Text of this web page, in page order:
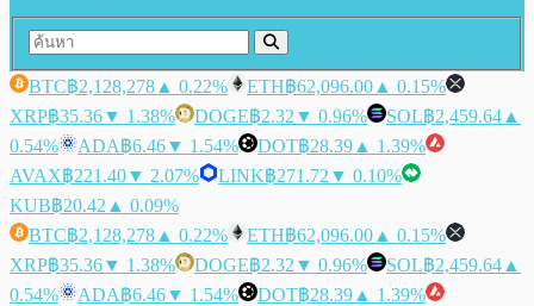
BTC฿2,128,278 ▲ 0.22% ETH฿62,096.00 ▲ 0.15%
XRP฿35.36▼ 1.38% DOGE฿2.32 ▼ 0.96% SOL฿2,459.64 ▲
0.54%
ADA฿6.46▼ 1.54% DOT฿28.39 ▲ 1.39%
AVAX฿221.40▼ 2.07% LINK฿271.72 ▼ 0.10%
KUB฿20.42 ▲ 0.09%
BTC฿2,128,278 ▲ 0.22% ETH฿62,096.00 ▲ 0.15%
XRP฿35.36▼ 1.38% DOGE฿2.32 ▼ 0.96% SOL฿2,459.64 ▲
0.54%
ADA฿6.46▼ 1.54% DOT฿28.39 ▲ 1.39%